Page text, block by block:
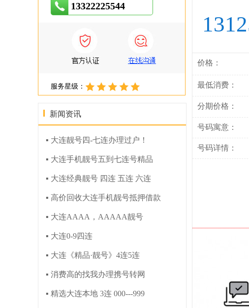
价格：
最低消费：
分期价格：
号码寓意：
号码详情：
13322225544
服务星级：
新闻资讯
▪ 大连靓号四-七连办理过户！
▪ 大连手机靓号五到七连号精品
▪ 大连经典靓号 四连 五连 六连
▪ 高价回收大连手机靓号抵押借款
▪ 大连AAAA，AAAAA靓号
▪ 大连0-9四连
▪ 大连《精品·靓号》4连5连
▪ 消费高的找我办理携号转网
▪ 精选大连本地 3连 000---999